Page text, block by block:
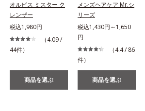
オルビス ミスター ク
レンザー
税込1,980円
（4.09 /
44件）
商品を選ぶ
メンズヘアケア Mr.シ
リーズ
税込1,430円～1,650
円
（4.4 / 86
件）
商品を選ぶ